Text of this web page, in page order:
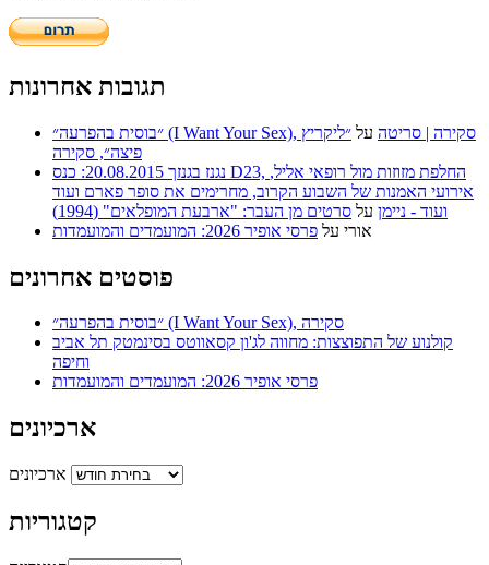
תגובות אחרונות
״בוסית בהפרעה״ (I Want Your Sex), סקירה | סריטה על ״ליקריץ
פיצה״, סקירה
נגנז בגנזך 20.08.2015: כנס D23, החלפת מזוזות מול רופאי אליל,
אירועי האמנות של השבוע הקרוב, מחרימים את סופר פארם ועוד
ועוד - ניימן על סרטים מן העבר: "ארבעת המופלאים" (1994)
אורי על פרסי אופיר 2026: המועמדים והמועמדות
פוסטים אחרונים
״בוסית בהפרעה״ (I Want Your Sex), סקירה
קולנוע של התפוצצות: מחווה לג'ון קסאווטס בסינמטק תל אביב
וחיפה
פרסי אופיר 2026: המועמדים והמועמדות
ארכיונים
ארכיונים
קטגוריות